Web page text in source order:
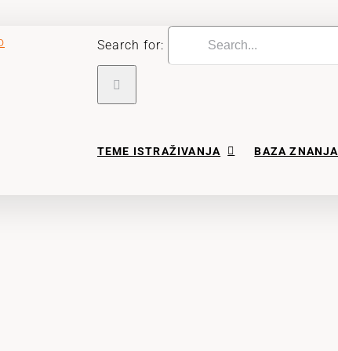
Search for:
TEME ISTRAŽIVANJA BAZA ZNANJA